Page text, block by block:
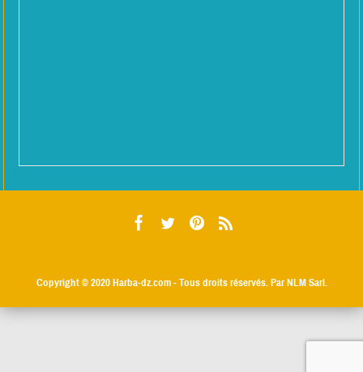
Copyright © 2020Harba-dz.com- Tous droits réservés. Par NLM Sarl.